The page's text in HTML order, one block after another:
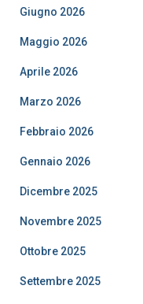
Giugno 2026
Maggio 2026
Aprile 2026
Marzo 2026
Febbraio 2026
Gennaio 2026
Dicembre 2025
Novembre 2025
Ottobre 2025
Settembre 2025